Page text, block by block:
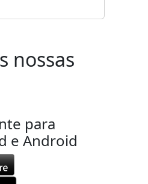
nossas
para
e Android